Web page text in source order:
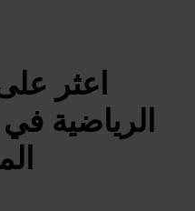
اعثر
الرياضية